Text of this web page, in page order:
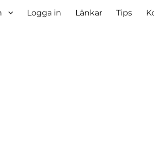
Logga in Länkar Tips